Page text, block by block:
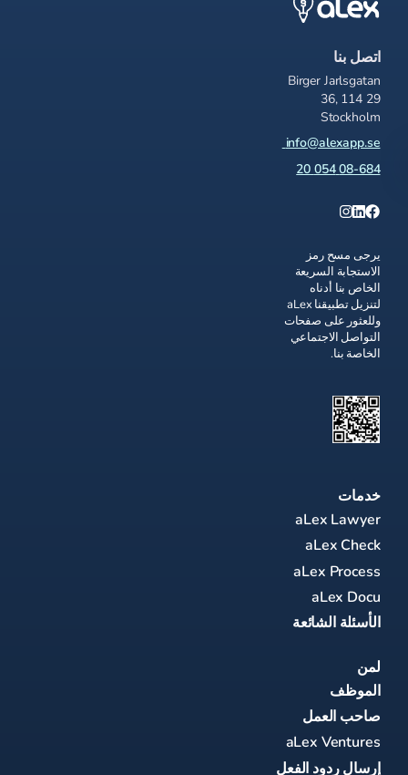
اتصل بنا
Birger Jarlsgatan
36, 114 29
Stockholm
info@alexapp.se
08-684 054 20
يرجى مسح رمز
الاستجابة السريعة
الخاص بنا أدناه
لتنزيل تطبيقنا aLex
وللعثور على صفحات
التواصل الاجتماعي
الخاصة بنا.
خدمات
aLex Lawyer
aLex Check
aLex Process
aLex Docu
الأسئلة الشائعة
لمن
الموظف
صاحب العمل
aLex Ventures
إرسال ردود الفعل